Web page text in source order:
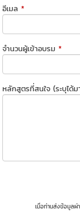
อีเมล *
จำนวนผู้เข้าอบรม *
หลักสูตรที่สนใจ (ระบุได้
เมื่อท่านส่งข้อมูลผ่